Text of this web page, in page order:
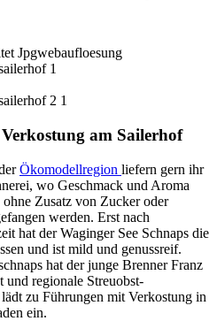
am Sailerhof
Ökomodellregion liefern gern ihr
wo Geschmack und Aroma
Zusatz von Zucker oder
werden. Erst nach
hat der Waginger See Schnaps die
und ist mild und genussreif.
hat der junge Brenner Franz
und regionale Streuobst-
zu Führungen mit Verkostung in
ein.